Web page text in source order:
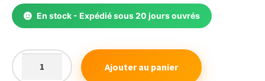
En stock - Expédié sous 20 jours ouvrés
quantité
Ajouter au panier